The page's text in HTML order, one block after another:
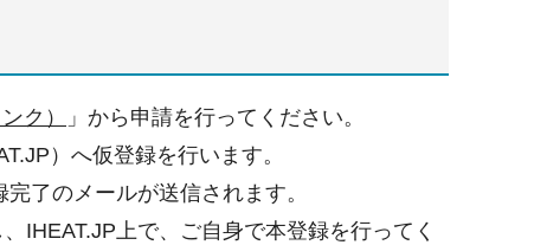
ク）
」から申請を行ってください。
）へ仮登録を行います。
了のメールが送信されます。
IHEAT.JP上で、ご自身で本登録を行ってく